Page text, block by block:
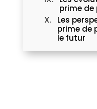
prime de
Les
prime de
le futur